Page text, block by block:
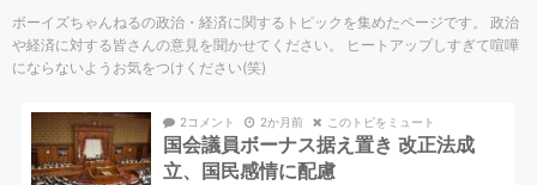
ボーイズちゃんねるの政治・経済に関するトピックを集めたページです。 政治
や経済に対する皆さんの意見を聞かせてください。 ヒートアップしすぎて喧嘩
にならないようお気をつけください(笑)
2コメント 2か月前 このトピをミュート
国会議員ボーナス据え置き 改正法成
立、国民感情に配慮